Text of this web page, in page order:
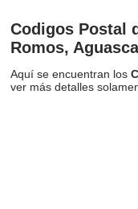
Codigos Postal
Romos,
Aquí se encuentran los
ver más detalles